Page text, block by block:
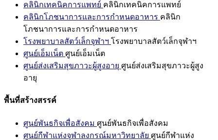
คลินิกเทคนิคการแพทย์ คลินิกเทคนิคการแพทย์
คลินิกโภชนาการและการกำหนดอาหาร คลินิก
โภชนาการและการกำหนดอาหาร
โรงพยาบาลสัตว์เล็กจุฬาฯ โรงพยาบาลสัตว์เล็กจุฬาฯ
ศูนย์เอ็มเน็ต ศูนย์เอ็มเน็ต
ศูนย์ส่งเสริมสุขภาวะผู้สูงอายุ ศูนย์ส่งเสริมสุขภาวะผู้สูง
อายุ
พื้นที่สร้างสรรค์
ศูนย์พันธกิจเพื่อสังคม ศูนย์พันธกิจเพื่อสังคม
ศูนย์กีฬาแห่งจุฬาลงกรณ์มหาวิทยาลัย ศูนย์กีฬาแห่ง